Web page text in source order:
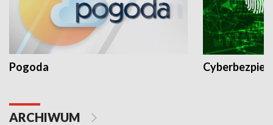
Pogoda
ARCHIWUM